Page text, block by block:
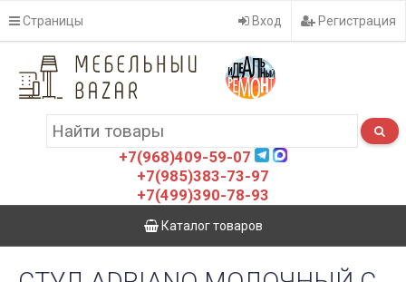
Страницы Вход Регистрация
+7(968)409-59-07
+7(985)383-73-97
+7(499)390-78-93
Каталог товаров